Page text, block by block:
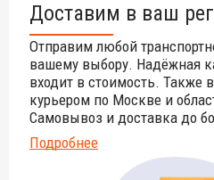
Доставим в ваш
Отправим любой
вашему выбору. Надёжная
входит в стоимость. Также
курьером по Москве и
Самовывоз и доставка до
Подробнее